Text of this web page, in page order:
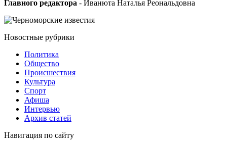
Главного редактора - Иванюта Наталья Реональдовна
Новостные рубрики
Политика
Общество
Проиcшествия
Культура
Спорт
Афиша
Интервью
Архив статей
Навигация по сайту